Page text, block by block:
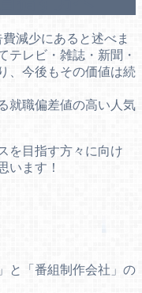
減少にあると述べま
テレビ・雑誌・新聞・
、今後もその価値は続
就職偏差値の高い人気
を目指す方々に向け
います！
と「番組制作会社」の